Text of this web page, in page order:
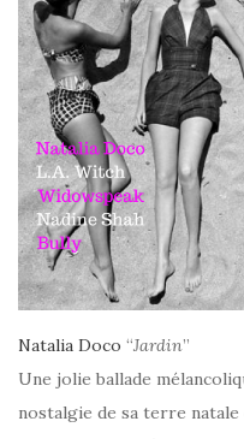
Natalia Doco “Jardin”
Une jolie ballade
nostalgie de sa terre natale